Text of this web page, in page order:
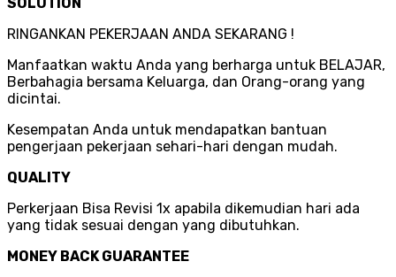
RINGANKAN PEKERJAAN ANDA SEKARANG !
Manfaatkan waktu Anda yang berharga untuk BELAJAR,
Berbahagia bersama Keluarga, dan Orang-orang yang
dicintai.
Kesempatan Anda untuk mendapatkan bantuan
pengerjaan pekerjaan sehari-hari dengan mudah.
QUALITY
Perkerjaan Bisa Revisi 1x apabila dikemudian hari ada
yang tidak sesuai dengan yang dibutuhkan.
MONEY BACK GUARANTEE